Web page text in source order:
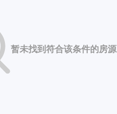
暂未找到符合该条件的房源